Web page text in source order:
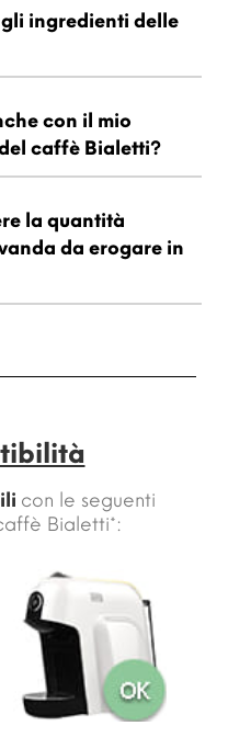
ingredienti delle
con il mio
caffè Bialetti?
la quantità
da erogare in
con le seguenti
Bialetti*: